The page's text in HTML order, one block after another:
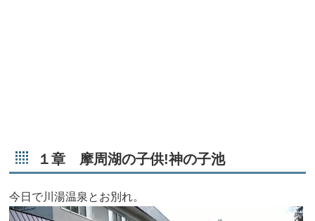
１章 摩周湖の子供!神の子池
今日で川湯温泉とお別れ。